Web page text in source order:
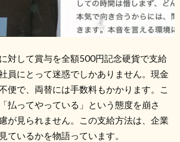
対して賞与を全額500円記念硬貨で支給
員にとって迷惑でしかありません。現金
便で、両替には手数料もかかります。こ
払ってやっている」という態度を崩さ
が見られません。この支給方法は、企業
ているかを物語っています。